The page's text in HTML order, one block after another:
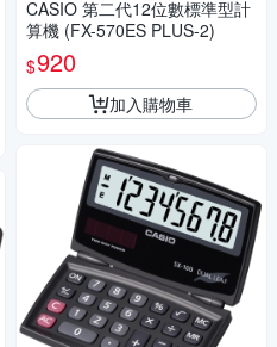
CASIO 第二代12位數標準型計
算機 (FX-570ES PLUS-2)
$920
加入購物車